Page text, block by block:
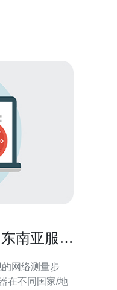
南亚服务
网络测量步
在不同国家/地